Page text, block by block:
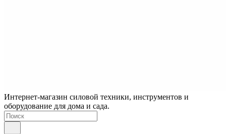
Интернет-магазин силовой техники, инструментов и
оборудование для дома и сада.